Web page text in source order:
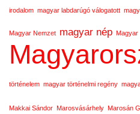
irodalom magyar labdarúgó válogatott
Magyar Nemzet magyar nép Magyar
történelem magyar történelmi regény
Makkai Sándor Marosvásárhely Marosán